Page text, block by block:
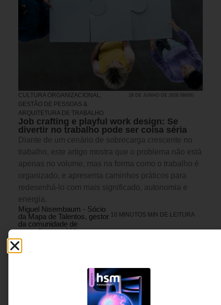
CULTURA ORGANIZACIONAL,
GESTÃO DE PESSOAS &
ARQUITETURA DE TRABALHO
28 DE JUNHO DE 2026 08H00
Job crafting e playful work design: Se
divertir no trabalho pode ser coisa séria
Diante de um cenário de sobrecarga crescente no
trabalho, este artigo mostra que o problema não está
apenas no volume, mas na forma como o trabalho é
organizado, e apresenta caminhos práticos para
redesenhá-lo com mais significado, autonomia e
energia.
Miguel Nisembaum - Sócio
da Mapa de Talentos, gestor
da comunidade de
aprendizagem Lider
Academy e professor
10 MINUTOS MIN DE LEITURA